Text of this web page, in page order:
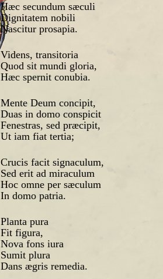
Hæc secundum sæculi
Dignitatem nobili
Nascitur prosapia.
Videns, transitoria
Quod sit mundi gloria,
Hæc spernit conubia.
Mente Deum concipit,
Duas in domo conspicit
Fenestras, sed præcipit,
Ut iam fiat tertia;
Crucis facit signaculum,
Sed erit ad miraculum
Hoc omne per sæculum
In domo patria.
Planta pura
Fit figura,
Nova fons iura
Sumit plura
Dans ægris remedia.